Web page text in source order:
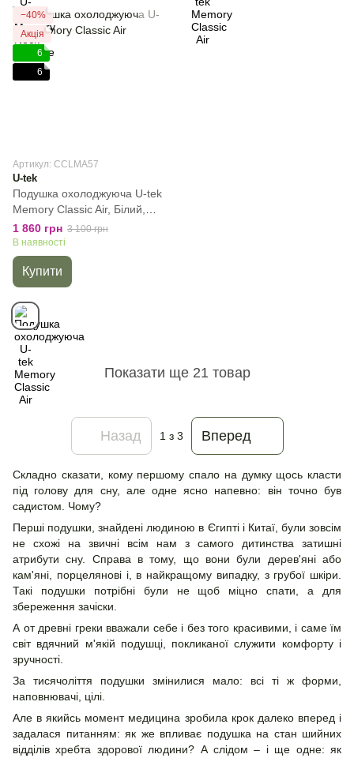
−40%
Акція
6
6
Артикул: CCLMA57
U-tek
Подушка охолоджуюча U-tek
Memory Classic Air, Білий,
63x43x14 см
1 860 грн 3 100 грн
В наявності
Купити
Показати ще 21 товар
Назад 1з 3 Вперед
Складно сказати, кому першому спало на думку щось класти
під голову для сну, але одне ясно напевно: він точно був
садистом. Чому?
Перші подушки, знайдені людиною в Єгипті і Китаї, були зовсім
не схожі на звичні всім нам з самого дитинства затишні
атрибути сну. Справа в тому, що вони були дерев'яні або
кам'яні, порцелянові і, в найкращому випадку, з грубої шкіри.
Такі подушки потрібні були не щоб міцно спати, а для
збереження зачіски.
А от древні греки вважали себе і без того красивими, і саме їм
світ вдячний м'якій подушці, покликаної служити комфорту і
зручності.
За тисячоліття подушки змінилися мало: всі ті ж форми,
наповнювачі, цілі.
Але в якийсь момент медицина зробила крок далеко вперед і
задалася питанням: як же впливає подушка на стан шийних
відділів хребта здорової людини? А слідом – і ще одне: як